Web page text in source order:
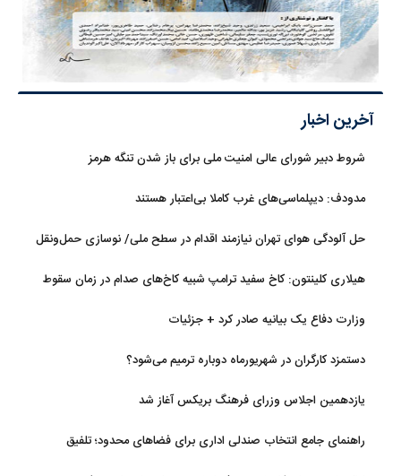
آخرین اخبار
شروط دبیر شورای عالی امنیت ملی برای باز شدن تنگه هرمز
مدودف: دیپلماسی‌های غرب کاملا بی‌اعتبار هستند
حل آلودگی هوای تهران نیازمند اقدام در سطح ملی/ نوسازی حمل‌ونقل
هیلاری کلینتون: کاخ سفید ترامپ شبیه کاخ‌های صدام در زمان سقوط
وزارت دفاع یک بیانیه صادر کرد + جزئیات
دستمزد کارگران در شهریورماه دوباره ترمیم می‌شود؟
یازدهمین اجلاس وزرای فرهنگ بریکس آغاز شد
راهنمای جامع انتخاب صندلی اداری برای فضاهای محدود؛ تلفیق